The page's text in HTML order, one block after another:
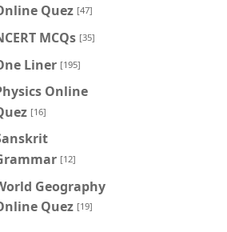
Quez [47]
MCQs [35]
Liner [195]
Online
[16]
[12]
Geography
Quez [19]